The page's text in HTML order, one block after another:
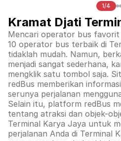
1/4
Kramat Djati
Mencari operator bus favorit
10 operator bus terbaik di
tidaklah mudah. Namun,
menjadi sangat sederhana,
mengklik satu tombol saja.
redBus memberikan
serunya perjalanan
Selain itu, platform redBus
tentang atraksi dan objek-
Terminal Karya Jaya untuk
perjalanan Anda di Terminal